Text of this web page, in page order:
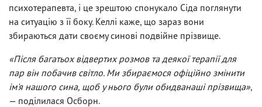
психотерапевта, і це зрештою спонукало Сіда поглянути
на ситуацію з її боку. Келлі каже, що зараз вони
збираються дати своєму синові подвійне прізвище.
«Після багатьох відвертих розмов та деякої терапії для
пар він побачив світло. Ми збираємося офіційно змінити
ім'я нашого сина, щоб у нього були обидванаші прізвища»,
— поділилася Осборн.